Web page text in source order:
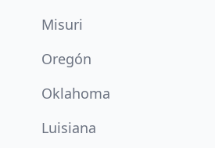
Misuri
Oregón
Oklahoma
Luisiana